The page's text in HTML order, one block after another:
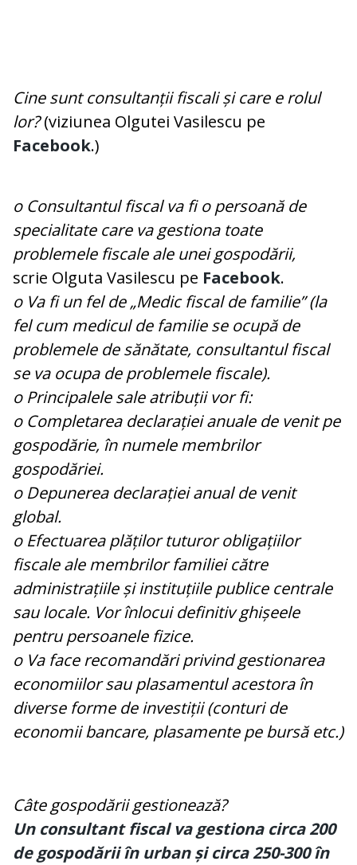
Cine sunt consultanții fiscali și care e rolul
lor?(viziunea Olgutei Vasilescu pe
Facebook.)
o Consultantul fiscal va fi o persoană de
specialitate care va gestiona toate
problemele fiscale ale unei gospodării,
scrie Olguta Vasilescu pe Facebook.
o Va fi un fel de „Medic fiscal de familie” (la
fel cum medicul de familie se ocupă de
problemele de sănătate, consultantul fiscal
se va ocupa de problemele fiscale).
o Principalele sale atribuții vor fi:
o Completarea declarației anuale de venit pe
gospodărie, în numele membrilor
gospodăriei.
o Depunerea declarației anual de venit
global.
o Efectuarea plăților tuturor obligațiilor
fiscale ale membrilor familiei către
administrațiile și instituțiile publice centrale
sau locale. Vor înlocui definitiv ghișeele
pentru persoanele fizice.
o Va face recomandări privind gestionarea
economiilor sau plasamentul acestora în
diverse forme de investiții (conturi de
economii bancare, plasamente pe bursă etc.)
Câte gospodării gestionează?
Un consultant fiscal va gestiona circa 200
de gospodării în urban și circa 250-300 în